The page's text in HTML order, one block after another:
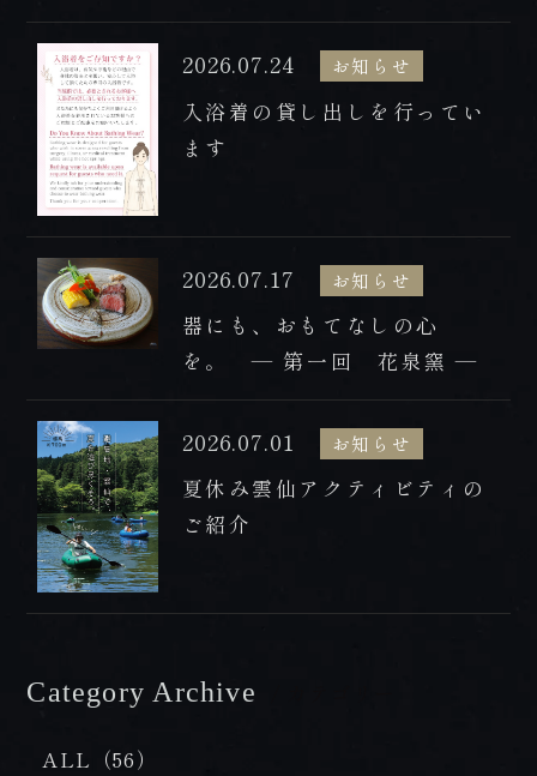
温泉
DISHES
お料理
ONLINE
SHOP
オンラインショップ
tel.0957-73-3331
【お問合せ受付時間】
月～金 9:00～18:00 / 土・日・祝 10:00～18:00
〒854-0621 長崎県雲仙市小浜町雲仙320番地
FAX 0957-73-2313
お知らせ
会社概要・求人情報
プライバシーポリシー・宿泊約款
2026.07.24 お知らせ
入浴着の貸し出しを行ってい
ます
2026.07.17 お知らせ
器にも、おもてなしの心
を。 — 第一回 花泉窯 —
2026.07.01 お知らせ
夏休み雲仙アクティビティの
ご紹介
Category Archive
ALL（56）